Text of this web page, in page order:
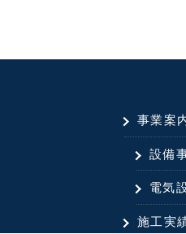
事業案
設備
電気
施工実